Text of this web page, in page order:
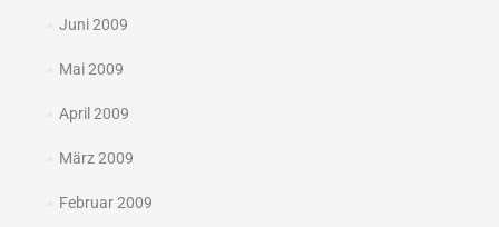
Juni 2009
Mai 2009
April 2009
März 2009
Februar 2009